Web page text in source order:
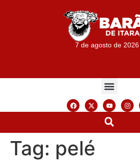
7 de agosto de 2026
Tag: pelé